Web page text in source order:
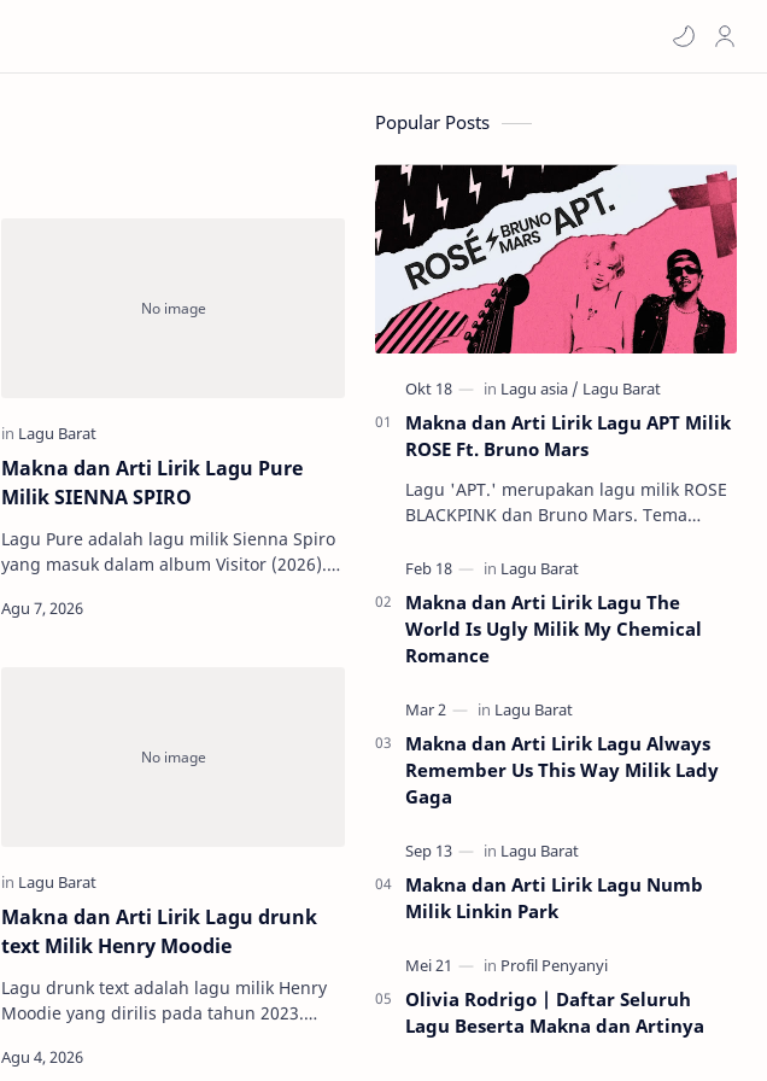
Makna dan Arti Lirik Lagu Pure
Milik SIENNA SPIRO
Lagu Pure adalah lagu milik Sienna Spiro
yang masuk dalam album Visitor (2026).
jati diri akibat tekanan hidup…
Makna dan Arti Lirik Lagu drunk
text Milik Henry Moodie
Lagu drunk text adalah lagu milik Henry
Moodie yang dirilis pada tahun 2023.
tentang perasaan memendam cinta
Popular Posts
Makna dan Arti Lirik Lagu APT Milik
ROSE Ft. Bruno Mars
Lagu 'APT.' merupakan lagu milik ROSE
BLACKPINK dan Bruno Mars. Tema
serunya permainan tradisional k…
Makna dan Arti Lirik Lagu The
World Is Ugly Milik My Chemical
Romance
Makna dan Arti Lirik Lagu Always
Remember Us This Way Milik Lady
Gaga
Makna dan Arti Lirik Lagu Numb
Milik Linkin Park
Olivia Rodrigo | Daftar Seluruh
Lagu Beserta Makna dan Artinya